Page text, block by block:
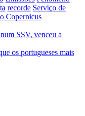
recorde Serviço de
Copernicus
SSV, venceu a
os portugueses mais